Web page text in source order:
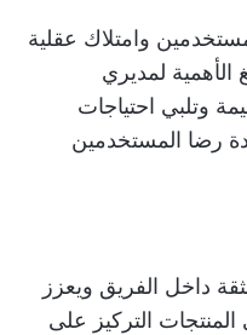
وامتلاك عقلية
الأهمية لمديري
وتلبي احتياجات
رضا المستخدمين
داخل الفريق ويعزز
التركيز على